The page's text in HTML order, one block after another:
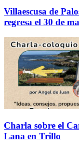
Villaescusa de
regresa el 30 de
Charla sobre el
Lana en Trillo